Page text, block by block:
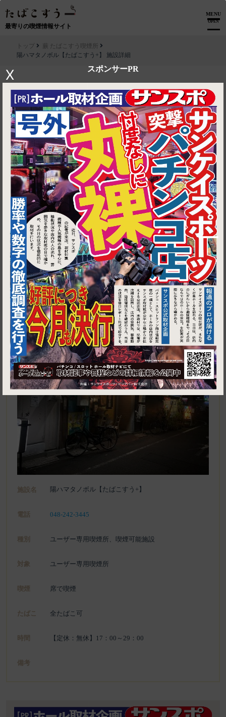
最寄りの喫煙情報サイト
MENU
OPEN
スポンサーPR
X
1
トップ
蕨 たばこすう喫煙所
陽ハマタノボル【たばこすう+】 施設詳細
▶ ルートを見る
蕨 たばこすう喫煙所│陽ハマタノボル【たばこすう+】
埼玉県蕨市中央１丁目３−４ 蕨名店街ビル
施設名 陽ハマタノボル【たばこすう+】
電話 048-242-3445
種別 ユーザー専用喫煙所、喫煙可能施設
対象 ユーザー専用喫煙所
喫煙 席で喫煙
たばこ 全たばこ可
時間 【定休：無休】17：00～29：00
備考